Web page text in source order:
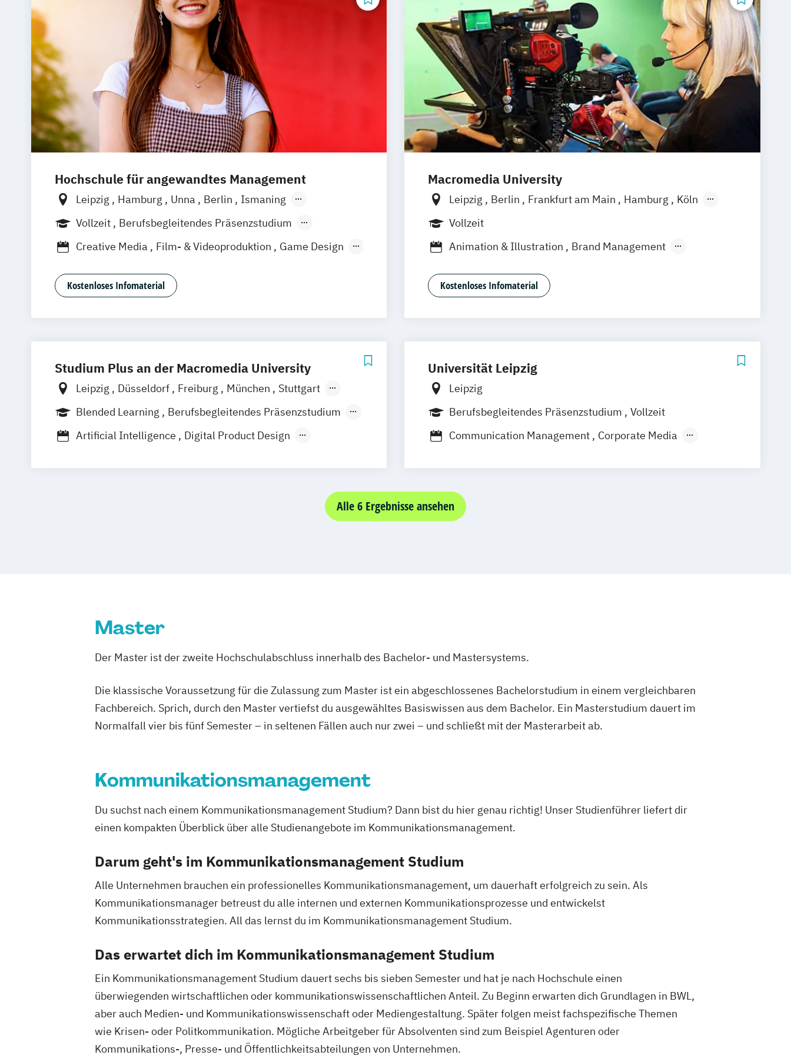
Hochschule für angewandtes Management
Leipzig Hamburg Unna Berlin
Ismaning
Mannheim
Wien Frankfurt Hannover
Düsseldorf
Nürnberg Stuttgart
Vollzeit
Berufsbegleitendes Präsenzstudium
Duales Studium
Creative Media Film- & Videoproduktion
Game Design
Medienpsychologie Musikproduktion
Social Media Studies
Kostenloses Infomaterial
Macromedia University
Leipzig Berlin Frankfurt am Main Hamburg
Köln
München
Vollzeit
Animation & Illustration
Brand Management
Eventmanagement Filmmaking (DE/EN)
Game Design & Development
Medien- und Kommunikationsmanagement (DE/EN)
Medien- und Werbepsychologie
Sportjournalismus
Kostenloses Infomaterial
Studium Plus an der Macromedia University
Leipzig Düsseldorf Freiburg München
Stuttgart
Berlin
Frankfurt am Main Hamburg Hannover Köln
Blended Learning
Berufsbegleitendes Präsenzstudium
Vollzeit
Artificial Intelligence
Digital Product Design
Medien- und Werbepsychologie
Universität Leipzig
Leipzig
Berufsbegleitendes Präsenzstudium
Vollzeit
Communication Management
Corporate Media
Journalistik
New Media Journalism
Alle 6 Ergebnisse ansehen
Master
Der Master ist der zweite Hochschulabschluss innerhalb des Bachelor- und Mastersystems.
Die klassische Voraussetzung für die Zulassung zum Master ist ein abgeschlossenes Bachelorstudium in einem vergleichbaren
Fachbereich. Sprich, durch den Master vertiefst du ausgewähltes Basiswissen aus dem Bachelor. Ein Masterstudium dauert im
Normalfall vier bis fünf Semester – in seltenen Fällen auch nur zwei – und schließt mit der Masterarbeit ab.
Kommunikationsmanagement
Du suchst nach einem Kommunikationsmanagement Studium? Dann bist du hier genau richtig! Unser Studienführer liefert dir
einen kompakten Überblick über alle Studienangebote im Kommunikationsmanagement.
Darum geht's im Kommunikationsmanagement Studium
Alle Unternehmen brauchen ein professionelles Kommunikationsmanagement, um dauerhaft erfolgreich zu sein. Als
Kommunikationsmanager betreust du alle internen und externen Kommunikationsprozesse und entwickelst
Kommunikationsstrategien. All das lernst du im Kommunikationsmanagement Studium.
Das erwartet dich im Kommunikationsmanagement Studium
Ein Kommunikationsmanagement Studium dauert sechs bis sieben Semester und hat je nach Hochschule einen
überwiegenden wirtschaftlichen oder kommunikationswissenschaftlichen Anteil. Zu Beginn erwarten dich Grundlagen in BWL,
aber auch Medien- und Kommunikationswissenschaft oder Mediengestaltung. Später folgen meist fachspezifische Themen
wie Krisen- oder Politkommunikation. Mögliche Arbeitgeber für Absolventen sind zum Beispiel Agenturen oder
Kommunikations-, Presse- und Öffentlichkeitsabteilungen von Unternehmen.